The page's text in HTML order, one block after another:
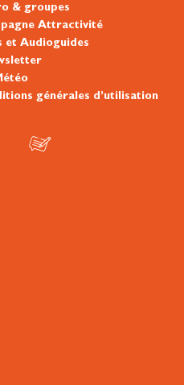
& groupes
Attractivité
et Audioguides
générales d’utilisation